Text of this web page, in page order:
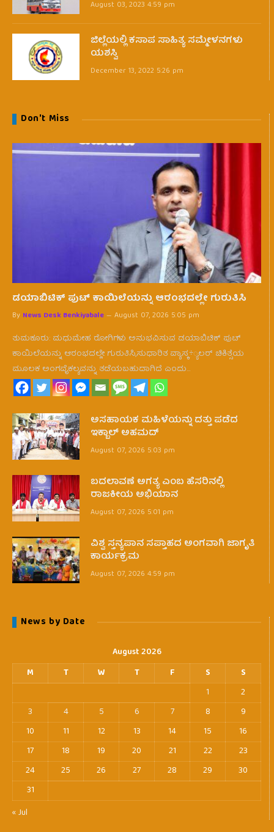
August 03, 2023 4:59 pm
ಜಿಲ್ಲೆಯಲ್ಲಿ ಕಸಾಪ ಸಾಹಿತ್ಯ ಸಮ್ಮೇಳನಗಳು
ಯಶಸ್ವಿ
December 13, 2022 5:26 pm
Don't Miss
ಡಯಾಬಿಟಿಕ್ ಪುಟ್ ಕಾಯಿಲೆಯನ್ನು ಆರಂಭದಲ್ಲೇ ಗುರುತಿಸಿ
By News Desk Benkiyabale August 07, 2026 5:05 pm
ತುಮಕೂರು: ಮಧುಮೇಹ ರೋಗಿಗಳು ಅನುಭವಿಸುವ ಡಯಾಬಿಟಿಕ್ ಪುಟ್
ಕಾಯಿಲೆಯನ್ನು ಆರಂಭದಲ್ಲೇ ಗುರುತಿಸಿ,ಸುಧಾರಿತ ವ್ಯಾಸ್ಕ÷್ಯಲರ್ ಚಿಕಿತ್ಸೆಯ
ಮೂಲಕ ಅಂಗವೈಕಲ್ಯವನ್ನು ತಡೆಯಬಹುದಾಗಿದೆ ಎಂದು…
ಅಸಹಾಯಕ ಮಹಿಳೆಯನ್ನು ದತ್ತು ಪಡೆದ
ಇಕ್ಬಾಲ್ ಅಹಮದ್
August 07, 2026 5:03 pm
ಬದಲಾವಣೆ ಅಗತ್ಯ ಎಂಬ ಹೆಸರಿನಲ್ಲಿ
ರಾಜಕೀಯ ಅಭಿಯಾನ
August 07, 2026 5:01 pm
ವಿಶ್ವ ಸ್ತನ್ಯಪಾನ ಸಪ್ತಾಹದ ಅಂಗವಾಗಿ ಜಾಗೃತಿ
ಕಾರ್ಯಕ್ರಮ
August 07, 2026 4:59 pm
News by Date
August 2026
M
T W T F S
S
1
2
3
4 5 6 7 8
9
10
11 12 13 14 15
16
17
18 19 20 21 22
23
24
25 26 27 28 29
30
31
« Jul